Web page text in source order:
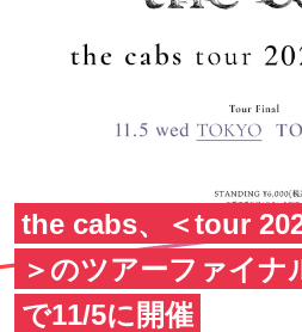
the cabs、＜tour
＞のツアーファイナ
で11/5に開催